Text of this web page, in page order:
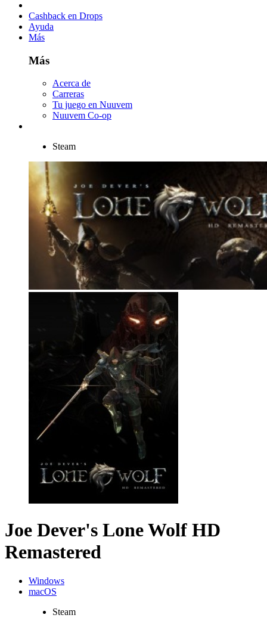
Cashback en Drops
Ayuda
Más
Más
Acerca de
Carreras
Tu juego en Nuuvem
Nuuvem Co-op
Steam
Joe Dever's Lone Wolf HD
Remastered
Windows
macOS
Steam